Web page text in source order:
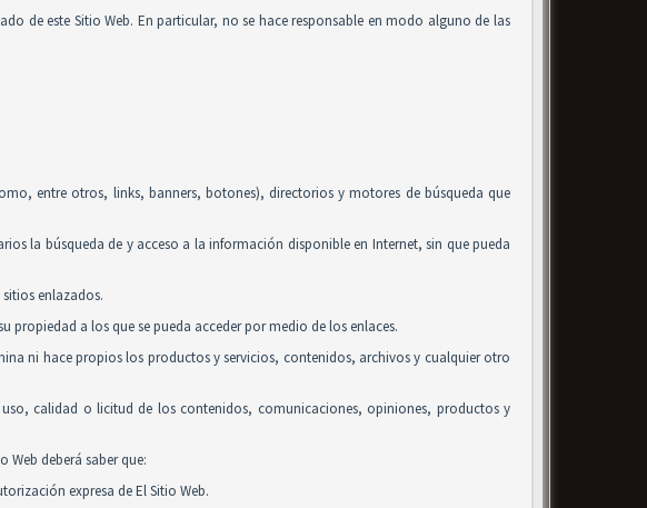
de este Sitio Web. En particular, no se hace responsable en modo alguno de las
entre otros, links, banners, botones), directorios y motores de búsqueda que
la búsqueda de y acceso a la información disponible en Internet, sin que pueda
enlazados.
a los que se pueda acceder por medio de los enlaces.
ni hace propios los productos y servicios, contenidos, archivos y cualquier otro
calidad o licitud de los contenidos, comunicaciones, opiniones, productos y
deberá saber que:
expresa de El Sitio Web.